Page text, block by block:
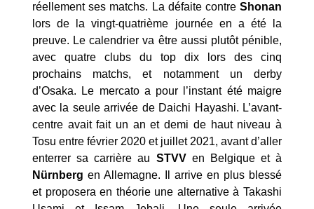
réellement ses matchs. La défaite contre Shonan
lors de la vingt-quatrième journée en a été la
preuve. Le calendrier va être aussi plutôt pénible,
avec quatre clubs du top dix lors des cinq
prochains matchs, et notamment un derby
d’Osaka. Le mercato a pour l’instant été maigre
avec la seule arrivée de Daichi Hayashi. L’avant-
centre avait fait un an et demi de haut niveau à
Tosu entre février 2020 et juillet 2021, avant d’aller
enterrer sa carrière au STVVen Belgique et à
Nürnberg en Allemagne. Il arrive en plus blessé
et proposera en théorie une alternative à Takashi